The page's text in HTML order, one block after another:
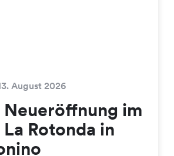
August 2026
Neueröffnung im
Rotonda in